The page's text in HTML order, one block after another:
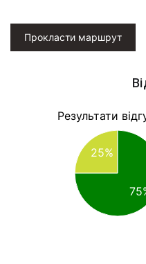
Прокласти маршрут
Результати
25%